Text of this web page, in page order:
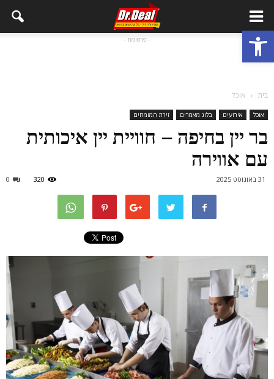
פתח סרגל נגישות - פרסומת -
בית אוכל
אוכל אירועים בלוג מאמרים זירת המומחים
בר יין בחיפה – חוויית יין איכותית
עם אווירה
31 באוגוסט 2025 0 320